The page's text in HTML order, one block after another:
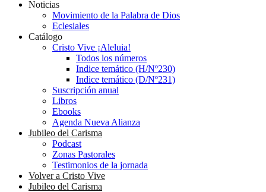
Noticias
Movimiento de la Palabra de Dios
Eclesiales
Catálogo
Cristo Vive ¡Aleluia!
Todos los números
Indice temático (H/Nº230)
Indice temático (D/Nº231)
Suscripción anual
Libros
Ebooks
Agenda Nueva Alianza
Jubileo del Carisma
Podcast
Zonas Pastorales
Testimonios de la jornada
Volver a Cristo Vive
Jubileo del Carisma